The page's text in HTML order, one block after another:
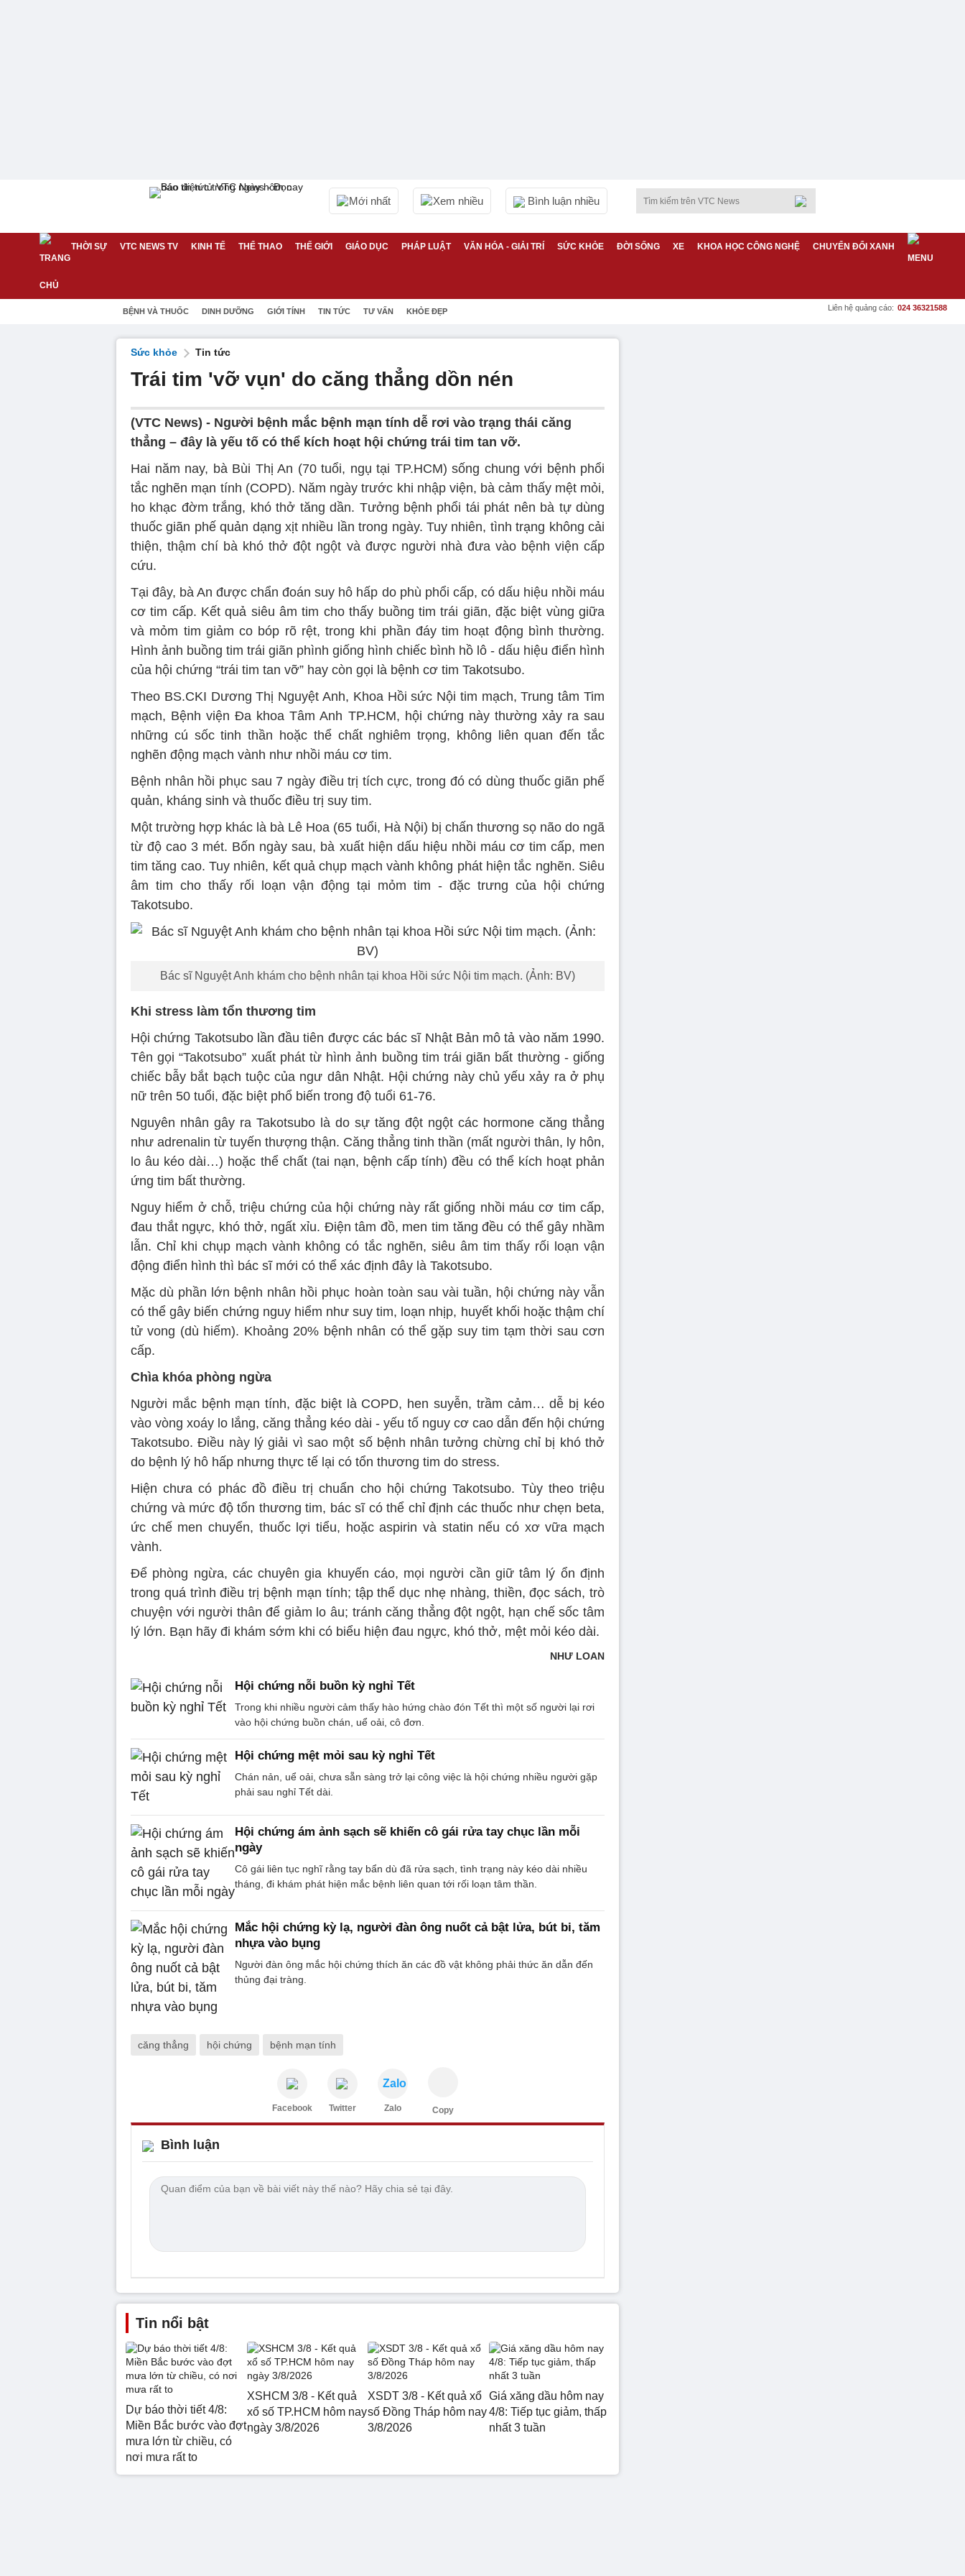
Mới nhất Xem nhiều Bình luận nhiều
THỜI SỰ VTC NEWS TV KINH TẾ THỂ THAO THẾ GIỚI GIÁO DỤC PHÁP LUẬT VĂN HÓA - GIẢI TRÍ SỨC KHỎE ĐỜI SỐNG XE KHOA HỌC CÔNG NGHỆ CHUYỂN ĐỔI XANH
BỆNH VÀ THUỐC DINH DƯỠNG GIỚI TÍNH TIN TỨC TƯ VẤN KHỎE ĐẸP Liên hệ quảng cáo: 024 36321588
Sức khỏe Tin tức
Trái tim 'vỡ vụn' do căng thẳng dồn nén
(VTC News) - Người bệnh mắc bệnh mạn tính dễ rơi vào trạng thái căng
thẳng – đây là yếu tố có thể kích hoạt hội chứng trái tim tan vỡ.
Hai năm nay, bà Bùi Thị An (70 tuổi, ngụ tại TP.HCM) sống chung với bệnh phổi
tắc nghẽn mạn tính (COPD). Năm ngày trước khi nhập viện, bà cảm thấy mệt mỏi,
ho khạc đờm trắng, khó thở tăng dần. Tưởng bệnh phổi tái phát nên bà tự dùng
thuốc giãn phế quản dạng xịt nhiều lần trong ngày. Tuy nhiên, tình trạng không cải
thiện, thậm chí bà khó thở đột ngột và được người nhà đưa vào bệnh viện cấp
cứu.
Tại đây, bà An được chẩn đoán suy hô hấp do phù phổi cấp, có dấu hiệu nhồi máu
cơ tim cấp. Kết quả siêu âm tim cho thấy buồng tim trái giãn, đặc biệt vùng giữa
và mỏm tim giảm co bóp rõ rệt, trong khi phần đáy tim hoạt động bình thường.
Hình ảnh buồng tim trái giãn phình giống hình chiếc bình hồ lô - dấu hiệu điển hình
của hội chứng “trái tim tan vỡ” hay còn gọi là bệnh cơ tim Takotsubo.
Theo BS.CKI Dương Thị Nguyệt Anh, Khoa Hồi sức Nội tim mạch, Trung tâm Tim
mạch, Bệnh viện Đa khoa Tâm Anh TP.HCM, hội chứng này thường xảy ra sau
những cú sốc tinh thần hoặc thể chất nghiêm trọng, không liên quan đến tắc
nghẽn động mạch vành như nhồi máu cơ tim.
Bệnh nhân hồi phục sau 7 ngày điều trị tích cực, trong đó có dùng thuốc giãn phế
quản, kháng sinh và thuốc điều trị suy tim.
Một trường hợp khác là bà Lê Hoa (65 tuổi, Hà Nội) bị chấn thương sọ não do ngã
từ độ cao 3 mét. Bốn ngày sau, bà xuất hiện dấu hiệu nhồi máu cơ tim cấp, men
tim tăng cao. Tuy nhiên, kết quả chụp mạch vành không phát hiện tắc nghẽn. Siêu
âm tim cho thấy rối loạn vận động tại mỏm tim - đặc trưng của hội chứng
Takotsubo.
Bác sĩ Nguyệt Anh khám cho bệnh nhân tại khoa Hồi sức Nội tim mạch. (Ảnh: BV)
Khi stress làm tổn thương tim
Hội chứng Takotsubo lần đầu tiên được các bác sĩ Nhật Bản mô tả vào năm 1990.
Tên gọi “Takotsubo” xuất phát từ hình ảnh buồng tim trái giãn bất thường - giống
chiếc bẫy bắt bạch tuộc của ngư dân Nhật. Hội chứng này chủ yếu xảy ra ở phụ
nữ trên 50 tuổi, đặc biệt phổ biến trong độ tuổi 61-76.
Nguyên nhân gây ra Takotsubo là do sự tăng đột ngột các hormone căng thẳng
như adrenalin từ tuyến thượng thận. Căng thẳng tinh thần (mất người thân, ly hôn,
lo âu kéo dài…) hoặc thể chất (tai nạn, bệnh cấp tính) đều có thể kích hoạt phản
ứng tim bất thường.
Nguy hiểm ở chỗ, triệu chứng của hội chứng này rất giống nhồi máu cơ tim cấp,
đau thắt ngực, khó thở, ngất xỉu. Điện tâm đồ, men tim tăng đều có thể gây nhầm
lẫn. Chỉ khi chụp mạch vành không có tắc nghẽn, siêu âm tim thấy rối loạn vận
động điển hình thì bác sĩ mới có thể xác định đây là Takotsubo.
Mặc dù phần lớn bệnh nhân hồi phục hoàn toàn sau vài tuần, hội chứng này vẫn
có thể gây biến chứng nguy hiểm như suy tim, loạn nhịp, huyết khối hoặc thậm chí
tử vong (dù hiếm). Khoảng 20% bệnh nhân có thể gặp suy tim tạm thời sau cơn
cấp.
Chìa khóa phòng ngừa
Người mắc bệnh mạn tính, đặc biệt là COPD, hen suyễn, trầm cảm… dễ bị kéo
vào vòng xoáy lo lắng, căng thẳng kéo dài - yếu tố nguy cơ cao dẫn đến hội chứng
Takotsubo. Điều này lý giải vì sao một số bệnh nhân tưởng chừng chỉ bị khó thở
do bệnh lý hô hấp nhưng thực tế lại có tổn thương tim do stress.
Hiện chưa có phác đồ điều trị chuẩn cho hội chứng Takotsubo. Tùy theo triệu
chứng và mức độ tổn thương tim, bác sĩ có thể chỉ định các thuốc như chẹn beta,
ức chế men chuyển, thuốc lợi tiểu, hoặc aspirin và statin nếu có xơ vữa mạch
vành.
Để phòng ngừa, các chuyên gia khuyến cáo, mọi người cần giữ tâm lý ổn định
trong quá trình điều trị bệnh mạn tính; tập thể dục nhẹ nhàng, thiền, đọc sách, trò
chuyện với người thân để giảm lo âu; tránh căng thẳng đột ngột, hạn chế sốc tâm
lý lớn. Bạn hãy đi khám sớm khi có biểu hiện đau ngực, khó thở, mệt mỏi kéo dài.
NHƯ LOAN
Hội chứng nỗi buồn kỳ nghỉ Tết
Trong khi nhiều người cảm thấy hào hứng chào đón Tết thì một số người lại rơi
vào hội chứng buồn chán, uể oải, cô đơn.
Hội chứng mệt mỏi sau kỳ nghỉ Tết
Chán nản, uể oải, chưa sẵn sàng trở lại công việc là hội chứng nhiều người gặp
phải sau nghỉ Tết dài.
Hội chứng ám ảnh sạch sẽ khiến cô gái rửa tay chục lần mỗi
ngày
Cô gái liên tục nghĩ rằng tay bẩn dù đã rửa sạch, tình trạng này kéo dài nhiều
tháng, đi khám phát hiện mắc bệnh liên quan tới rối loạn tâm thần.
Mắc hội chứng kỳ lạ, người đàn ông nuốt cả bật lửa, bút bi, tăm
nhựa vào bụng
Người đàn ông mắc hội chứng thích ăn các đồ vật không phải thức ăn dẫn đến
thủng đại tràng.
căng thẳng hội chứng bệnh mạn tính
Facebook Twitter
Zalo
Zalo Copy
Bình luận
Tin nổi bật
Dự báo thời tiết 4/8:
Miền Bắc bước vào đợt
mưa lớn từ chiều, có
nơi mưa rất to
XSHCM 3/8 - Kết quả
xổ số TP.HCM hôm nay
ngày 3/8/2026
XSDT 3/8 - Kết quả xổ
số Đồng Tháp hôm nay
3/8/2026
Giá xăng dầu hôm nay
4/8: Tiếp tục giảm, thấp
nhất 3 tuần